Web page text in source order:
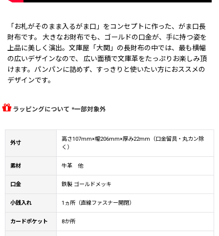
「お札がそのまま入るがま口」をコンセプトに作った、がま口長
財布です。 大きなお財布でも、ゴールドの口金が、手に持つ姿を
上品に美しく演出。文庫屋「大関」の長財布の中では、最も横幅
の広いデザインなので、 広い面積で文庫革をたっぷりお楽しみ頂
けます。パンパンに詰めず、すっきりと使いたい方におススメの
デザインです。
ラッピングについて *一部対象外
外寸
高さ107mm×幅206mm×厚み22mm（口金留具・丸カン除
く）
素材 牛革 他
口金 鉄製 ゴールドメッキ
小銭入れ 1ヵ所（直線ファスナー開閉）
カードポケット 8か所